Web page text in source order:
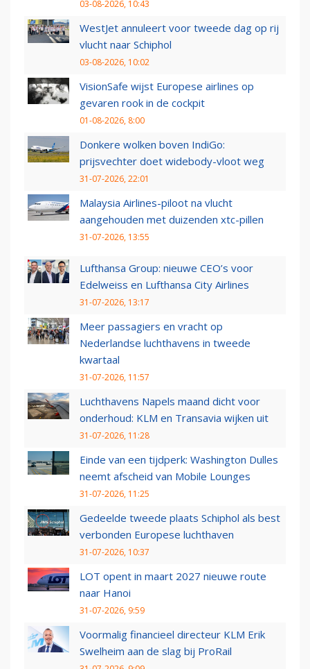
03-08-2026, 10:43
WestJet annuleert voor tweede dag op rij
vlucht naar Schiphol
03-08-2026, 10:02
VisionSafe wijst Europese airlines op
gevaren rook in de cockpit
01-08-2026, 8:00
Donkere wolken boven IndiGo:
prijsvechter doet widebody-vloot weg
31-07-2026, 22:01
Malaysia Airlines-piloot na vlucht
aangehouden met duizenden xtc-pillen
31-07-2026, 13:55
Lufthansa Group: nieuwe CEO’s voor
Edelweiss en Lufthansa City Airlines
31-07-2026, 13:17
Meer passagiers en vracht op
Nederlandse luchthavens in tweede
kwartaal
31-07-2026, 11:57
Luchthavens Napels maand dicht voor
onderhoud: KLM en Transavia wijken uit
31-07-2026, 11:28
Einde van een tijdperk: Washington Dulles
neemt afscheid van Mobile Lounges
31-07-2026, 11:25
Gedeelde tweede plaats Schiphol als best
verbonden Europese luchthaven
31-07-2026, 10:37
LOT opent in maart 2027 nieuwe route
naar Hanoi
31-07-2026, 9:59
Voormalig financieel directeur KLM Erik
Swelheim aan de slag bij ProRail